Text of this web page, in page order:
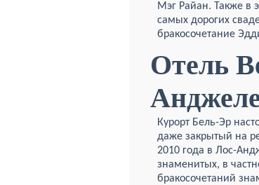
Мэг Райан. Также в
самых дорогих
бракосочетание
Отель
Курорт Бель-Эр
даже закрытый на
2010 года в Лос-
знаменитых, в
бракосочетаний